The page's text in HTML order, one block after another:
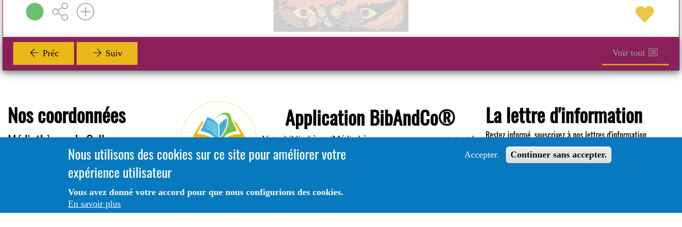
Préc Suiv Voir tout
Nos coordonnées
Médiathèque de Celles-sur-
mediatheque@villecellessurbelle.fr
Application BibAndCo®
Votre bibliothèque/Médiathèque avec vous, partout, tout le
A Télécharger sur
La lettre d'information
Restez informé, souscrivez à nos lettres d'information.
S'abonner
Nous utilisons des cookies sur ce site pour améliorer votre
expérience utilisateur
Vous avez donné votre accord pour que nous configurions des cookies.
En savoir plus
Accepter. Continuer sans accepter.